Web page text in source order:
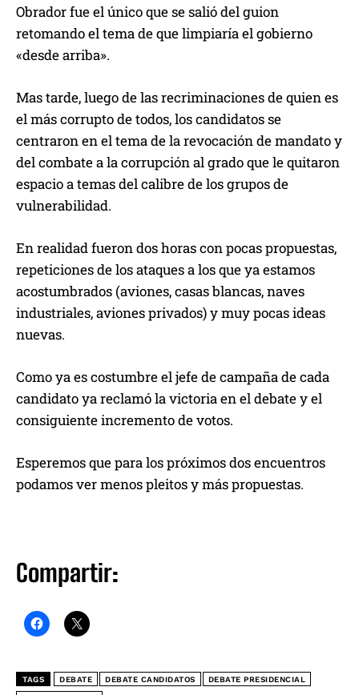
Obrador fue el único que se salió del guion
retomando el tema de que limpiaría el gobierno
«desde arriba».
Mas tarde, luego de las recriminaciones de quien es
el más corrupto de todos, los candidatos se
centraron en el tema de la revocación de mandato y
del combate a la corrupción al grado que le quitaron
espacio a temas del calibre de los grupos de
vulnerabilidad.
En realidad fueron dos horas con pocas propuestas,
repeticiones de los ataques a los que ya estamos
acostumbrados (aviones, casas blancas, naves
industriales, aviones privados) y muy pocas ideas
nuevas.
Como ya es costumbre el jefe de campaña de cada
candidato ya reclamó la victoria en el debate y el
consiguiente incremento de votos.
Esperemos que para los próximos dos encuentros
podamos ver menos pleitos y más propuestas.
Compartir:
TAGS DEBATE DEBATE CANDIDATOS DEBATE PRESIDENCIAL